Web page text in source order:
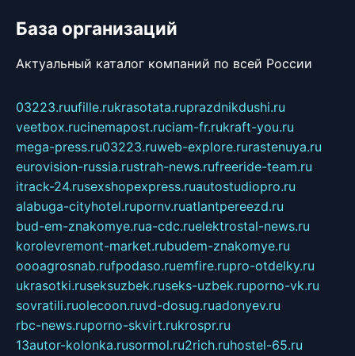
База организаций
Актуальный каталог компаний по всей России
03223.ruufille.rukrasotata.ruprazdnikdushi.ru
veetbox.rucinemapost.ruciam-fr.rukraft-you.ru
mega-press.ru03223.ruweb-explore.rurastenuya.ru
eurovision-russia.rustrah-news.rufreeride-team.ru
itrack-24.rusexshopexpress.ruautostudiopro.ru
alabuga-cityhotel.rupornv.ruatlantpereezd.ru
bud-em-znakomye.rua-cdc.ruelektrostal-news.ru
korolevremont-market.rubudem-znakomye.ru
oooagrosnab.rufpodaso.ruemfire.rupro-otdelky.ru
ukrasotki.ruseksuzbek.ruseks-uzbek.ruporno-vk.ru
sovratili.ruolecoon.ruvd-dosug.ruadonyev.ru
rbc-news.ruporno-skvirt.rukrospr.ru
13autor-kolonka.rusormol.ru2rich.ruhostel-65.ru